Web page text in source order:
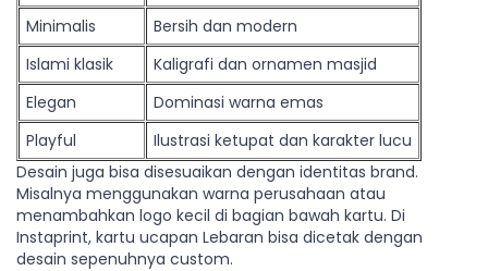
Minimalis
Bersih dan modern
Islami klasik
Kaligrafi dan ornamen masjid
Elegan
Dominasi warna emas
Playful
Ilustrasi ketupat dan karakter lucu
Desain juga bisa disesuaikan dengan identitas brand.
Misalnya menggunakan warna perusahaan atau
menambahkan logo kecil di bagian bawah kartu. Di
Instaprint, kartu ucapan Lebaran bisa dicetak dengan
desain sepenuhnya custom.